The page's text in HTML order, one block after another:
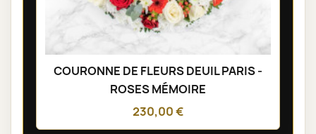
COURONNE DE FLEURS DEUIL PARIS -
ROSES MÉMOIRE
230,00 €